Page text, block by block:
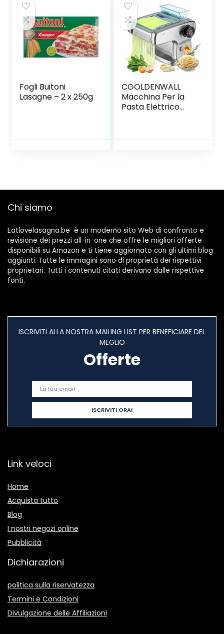
Fogli Buitoni
Lasagne – 2 x 250g
CGOLDENWALL
Macchina Per la
Pasta Elettrico
(2mm Fine, 2,5mm
Chi siamo
Eatlovelasagna.be è un moderno sito Web di confronto e
revisione dei prezzi all-in-one che offre le migliori offerte
disponibili su Amazon e ti tiene aggiornato con gli ultimi blog
aggiunti. Tutte le immagini sono di proprietà dei rispettivi
proprietari. Tutti i contenuti citati derivano dalle rispettive
fonti.
ISCRIVITI ALLA NOSTRA MAILING LIST PER BENEFICIARE DEL
MEGLIO
Offerte
Link veloci
Home
Acquista tutto
Blog
I nostri negozi online
Pubblicità
Dichiarazioni
politica sulla riservatezza
Termini e Condizioni
Divulgazione delle Affiliazioni